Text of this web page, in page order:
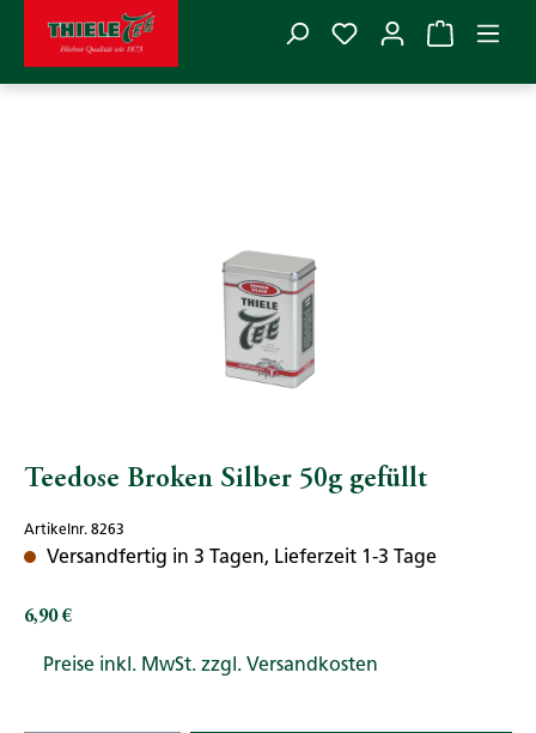
Zum Hauptinhalt springen
Du hast 0
THIELE TEE>Zubehör Teedosen Teedosen gefüllt
Teedose Broken Silber 50g gefüllt
Artikelnr. 8263
Versandfertig in 3 Tagen, Lieferzeit 1-3 Tage
Regulärer Preis:
6,90 €
Preise inkl. MwSt. zzgl. Versandkosten